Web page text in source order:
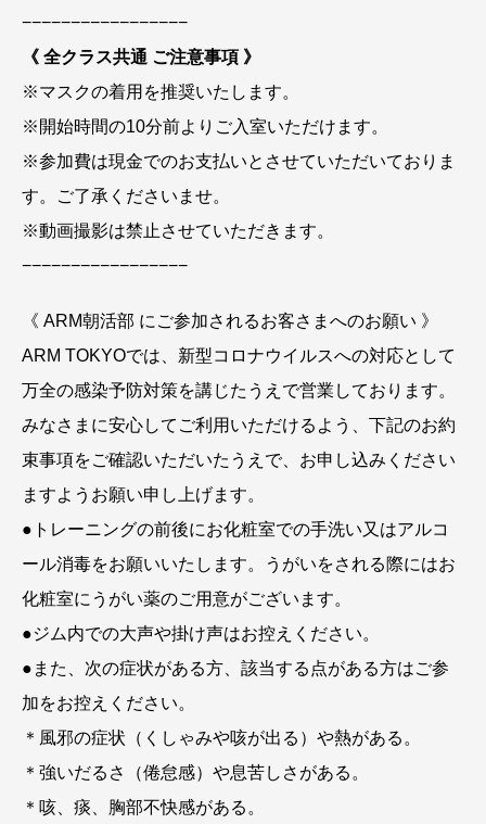
−−−−−−−−−−−−−−−−−
《 全クラス共通 ご注意事項 》
※マスクの着用を推奨いたします。
※開始時間の10分前よりご入室いただけます。
※参加費は現金でのお支払いとさせていただいておりま
す。ご了承くださいませ。
※動画撮影は禁止させていただきます。
−−−−−−−−−−−−−−−−−
《 ARM朝活部 にご参加されるお客さまへのお願い 》
ARM TOKYOでは、新型コロナウイルスへの対応として
万全の感染予防対策を講じたうえで営業しております。
みなさまに安心してご利用いただけるよう、下記のお約
束事項をご確認いただいたうえで、お申し込みください
ますようお願い申し上げます。
●トレーニングの前後にお化粧室での手洗い又はアルコ
ール消毒をお願いいたします。うがいをされる際にはお
化粧室にうがい薬のご用意がございます。
●ジム内での大声や掛け声はお控えください。
●また、次の症状がある方、該当する点がある方はご参
加をお控えください。
＊風邪の症状（くしゃみや咳が出る）や熱がある。
＊強いだるさ（倦怠感）や息苦しさがある。
＊咳、痰、胸部不快感がある。